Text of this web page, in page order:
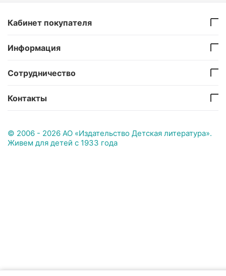
Кабинет покупателя
Информация
Сотрудничество
Контакты
© 2006 - 2026 АО «Издательство Детская литература».
Живем для детей с 1933 года